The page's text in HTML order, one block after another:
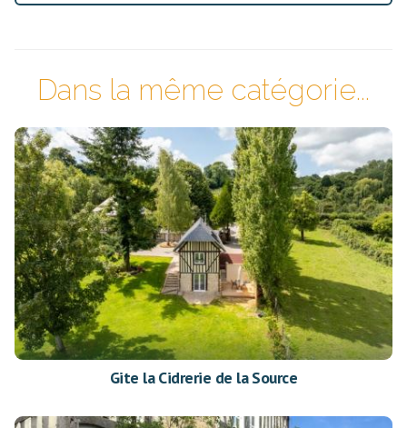
Dans la même catégorie...
Gite la Cidrerie de la Source